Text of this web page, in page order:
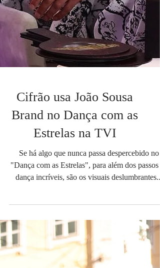
Cifrão usa João Sousa
Brand no Dança com as
Estrelas na TVI